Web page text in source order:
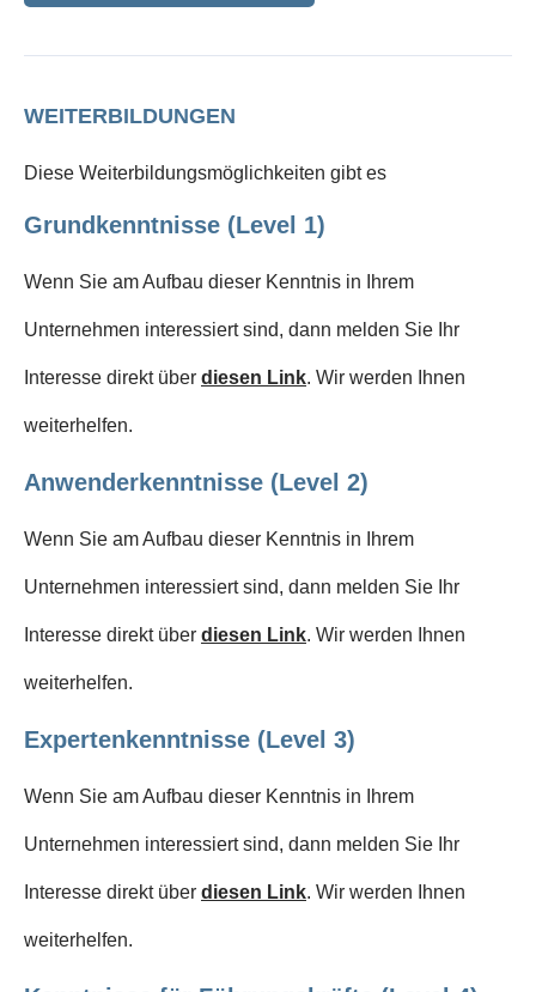
WEITERBILDUNGEN
Diese Weiterbildungsmöglichkeiten gibt es
Grundkenntnisse (Level 1)
Wenn Sie am Aufbau dieser Kenntnis in Ihrem
Unternehmen interessiert sind, dann melden Sie Ihr
Interesse direkt über diesen Link. Wir werden Ihnen
weiterhelfen.
Anwenderkenntnisse (Level 2)
Wenn Sie am Aufbau dieser Kenntnis in Ihrem
Unternehmen interessiert sind, dann melden Sie Ihr
Interesse direkt über diesen Link. Wir werden Ihnen
weiterhelfen.
Expertenkenntnisse (Level 3)
Wenn Sie am Aufbau dieser Kenntnis in Ihrem
Unternehmen interessiert sind, dann melden Sie Ihr
Interesse direkt über diesen Link. Wir werden Ihnen
weiterhelfen.